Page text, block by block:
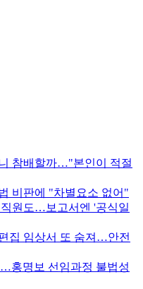
참배할까…"본인이 적절
비판에 "차별요소 없어"
원도…보고서엔 '공식일
집 임상서 또 숨져…안전
홍명보 선임과정 불법성